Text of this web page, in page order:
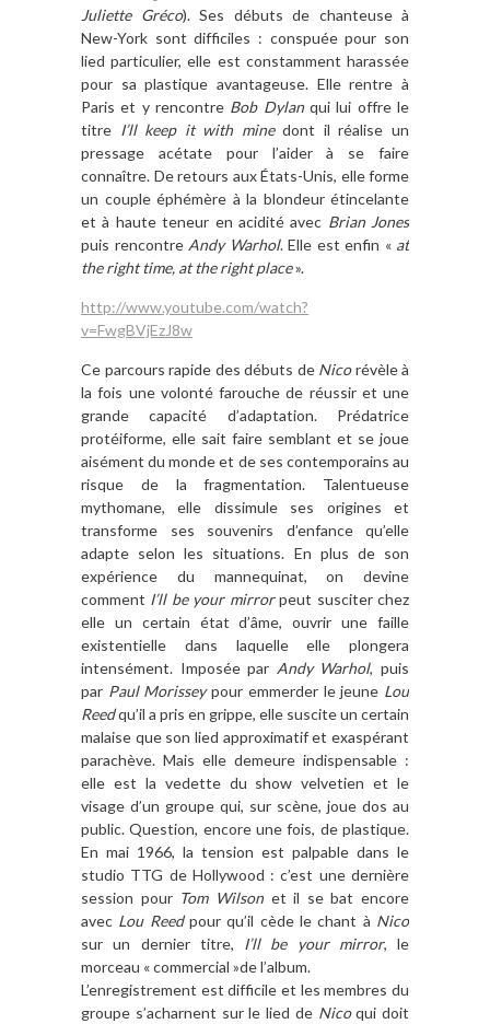
Juliette Gréco). Ses débuts de chanteuse à
New-York sont difficiles : conspuée pour son
lied particulier, elle est constamment harassée
pour sa plastique avantageuse. Elle rentre à
Paris et y rencontre Bob Dylanqui lui offre le
titre I’ll keep it with minedont il réalise un
pressage acétate pour l’aider à se faire
connaître. De retours aux États-Unis, elle forme
un couple éphémère à la blondeur étincelante
et à haute teneur en acidité avec Brian Jones
puis rencontre Andy Warhol. Elle est enfin « at
the right time, at the right place».
http://www.youtube.com/watch?
v=FwgBVjEzJ8w
Ce parcours rapide des débuts de Nicorévèle à
la fois une volonté farouche de réussir et une
grande capacité d’adaptation. Prédatrice
protéiforme, elle sait faire semblant et se joue
aisément du monde et de ses contemporains au
risque de la fragmentation. Talentueuse
mythomane, elle dissimule ses origines et
transforme ses souvenirs d’enfance qu’elle
adapte selon les situations. En plus de son
expérience du mannequinat, on devine
comment I’ll be your mirrorpeut susciter chez
elle un certain état d’âme, ouvrir une faille
existentielle dans laquelle elle plongera
intensément. Imposée par Andy Warhol, puis
par Paul Morisseypour emmerder le jeune Lou
Reedqu’il a pris en grippe, elle suscite un certain
malaise que son lied approximatif et exaspérant
parachève. Mais elle demeure indispensable :
elle est la vedette du show velvetien et le
visage d’un groupe qui, sur scène, joue dos au
public. Question, encore une fois, de plastique.
En mai 1966, la tension est palpable dans le
studio TTG de Hollywood : c’est une dernière
session pour Tom Wilsonet il se bat encore
avec Lou Reedpour qu’il cède le chant à Nico
sur un dernier titre, I’ll be your mirror, le
morceau « commercial »de l’album.
L’enregistrement est difficile et les membres du
groupe s’acharnent sur le lied de Nicoqui doit